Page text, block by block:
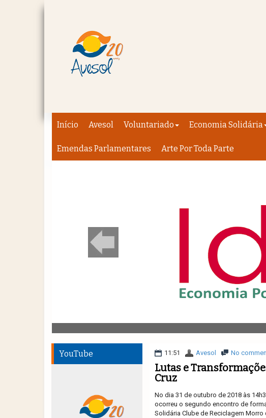
Início Avesol Voluntariado Economia Solidária
Emendas Parlamentares Arte Por Toda Parte
11:51 Avesol No
Lutas e
Cruz
No dia 31 de outubro de 2018 às
ocorreu o segundo encontro de
Solidária Clube de Reciclagem
YouTube